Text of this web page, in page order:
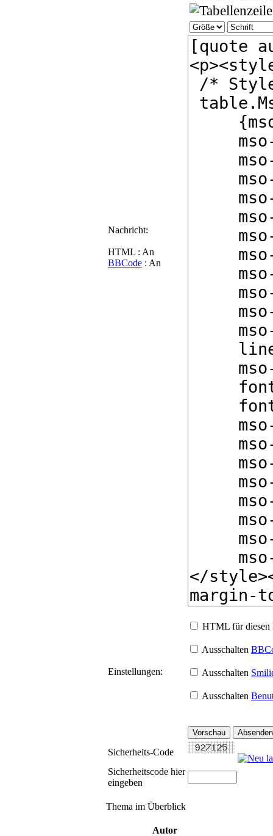
Nachricht:
HTML : An
BBCode : An
Einstellungen:
HTML für diesen
Ausschalten
Ausschalten
Ausschalten
Sicherheits-Code
Sicherheitscode hier
eingeben
Thema im Überblick
Autor